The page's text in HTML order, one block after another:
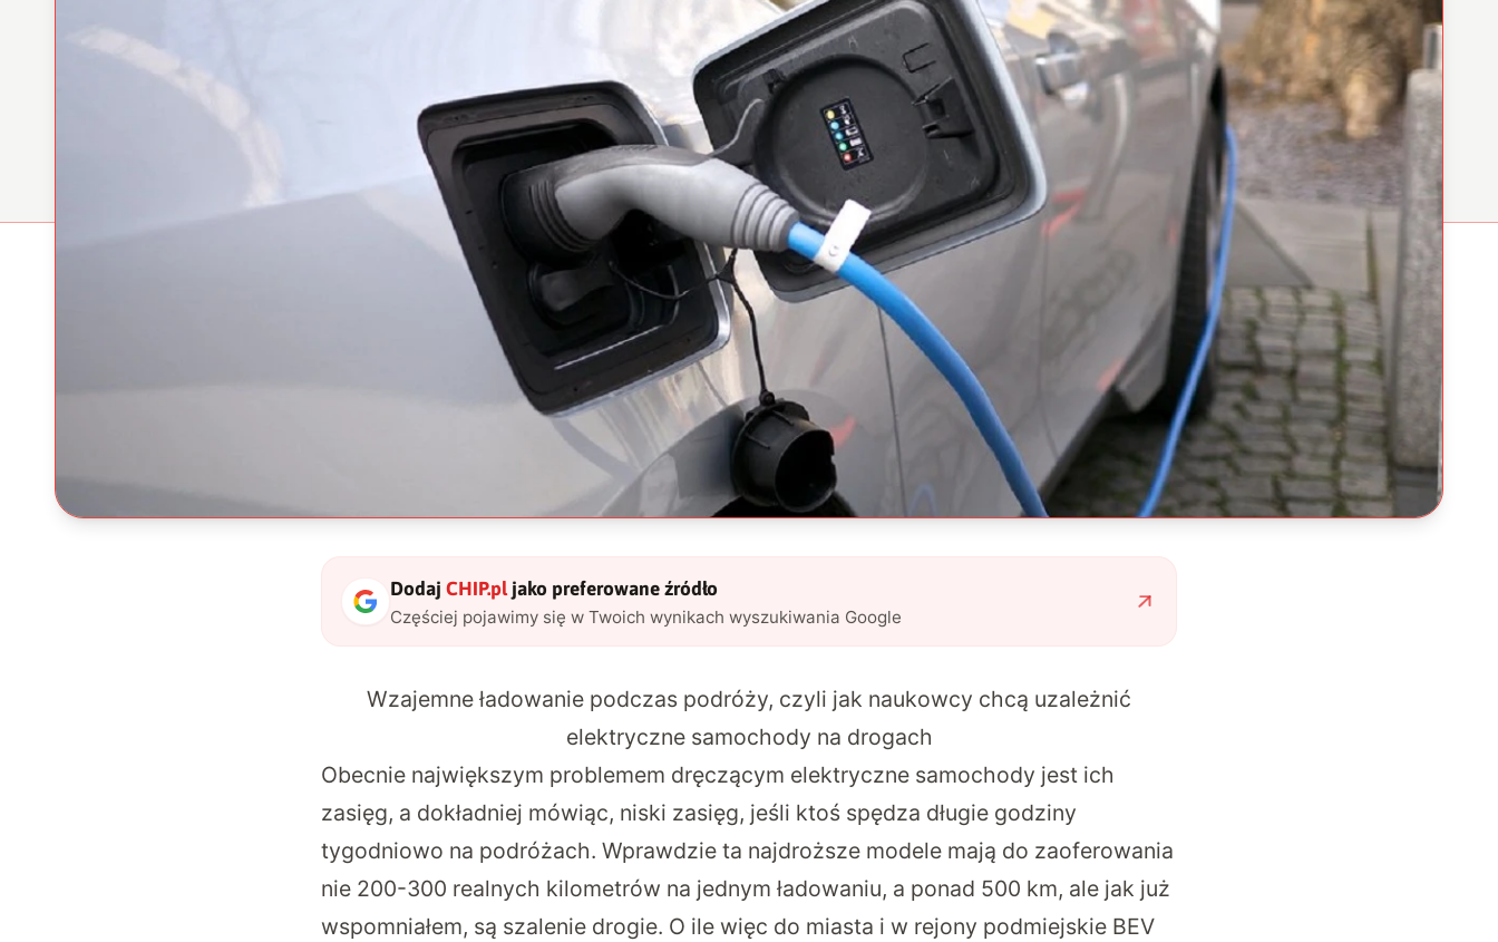
Dodaj CHIP.pljako preferowane źródło
Częściej pojawimy się w Twoich wynikach wyszukiwania Google
Wzajemne ładowanie podczas podróży, czyli jak naukowcy chcą uzależnić
elektryczne samochody na drogach
Obecnie największym problemem dręczącym elektryczne samochody jest ich
zasięg, a dokładniej mówiąc, niski zasięg, jeśli ktoś spędza długie godziny
tygodniowo na podróżach. Wprawdzie ta najdroższe modele mają do zaoferowania
nie 200-300 realnych kilometrów na jednym ładowaniu, a ponad 500 km, ale jak już
wspomniałem, są szalenie drogie. O ile więc do miasta i w rejony podmiejskie BEV